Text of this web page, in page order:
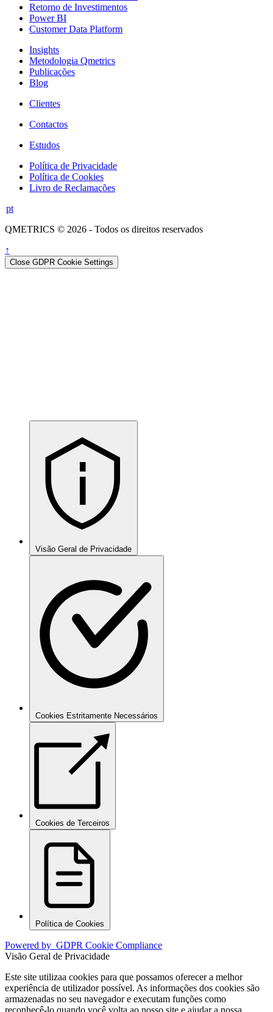
Retorno de Investimentos
Power BI
Customer Data Platform
Insights
Metodologia Qmetrics
Publicações
Blog
Clientes
Contactos
Estudos
Política de Privacidade
Política de Cookies
Livro de Reclamações
pt
QMETRICS © 2026 - Todos os direitos reservados
↑
Close GDPR Cookie Settings
Visão Geral de Privacidade
Cookies Estritamente Necessários
Cookies de Terceiros
Política de Cookies
Powered by GDPR Cookie Compliance
Visão Geral de Privacidade
Este site utilizaa cookies para que possamos oferecer a melhor
experiência de utilizador possível. As informações dos cookies são
armazenadas no seu navegador e executam funções como